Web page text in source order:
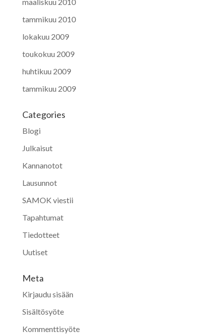
tammikuu 2010
lokakuu 2009
toukokuu 2009
huhtikuu 2009
tammikuu 2009
Categories
Blogi
Julkaisut
Kannanotot
Lausunnot
SAMOK viestii
Tapahtumat
Tiedotteet
Uutiset
Meta
Kirjaudu sisään
Sisältösyöte
Kommenttisyöte